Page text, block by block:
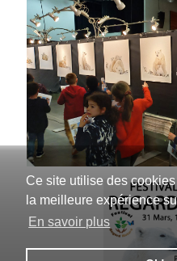
Ce site utilise des
la meilleure expérience
En savoir plus